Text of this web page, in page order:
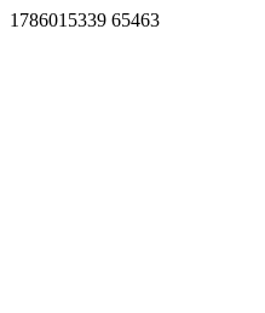
1786015339 65463